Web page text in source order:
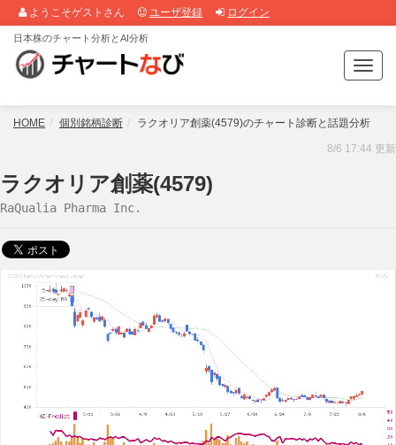
ようこそゲストさん ユーザ登録 ログイン
T
o
g
g
e
日本株のチャート分析とAI分析
HOME 個別銘柄診断 ラクオリア創薬(4579)のチャート診断と話題分析
8/6 17:44 更新
ラクオリア創薬(4579)
RaQualia Pharma Inc.